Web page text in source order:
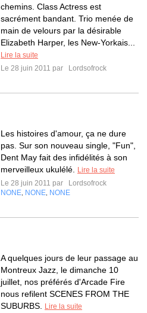
chemins. Class Actress est
sacrément bandant. Trio menée de
main de velours par la désirable
Elizabeth Harper, les New-Yorkais...
Lire la suite
Le 28 juin 2011 par
Lordsofrock
Les histoires d'amour, ça ne dure
pas. Sur son nouveau single, "Fun",
Dent May fait des infidélités à son
merveilleux ukulélé.
Lire la suite
Le 28 juin 2011 par
Lordsofrock
NONE NONE NONE
A quelques jours de leur passage au
Montreux Jazz, le dimanche 10
juillet, nos préférés d'Arcade Fire
nous refilent SCENES FROM THE
SUBURBS.
Lire la suite